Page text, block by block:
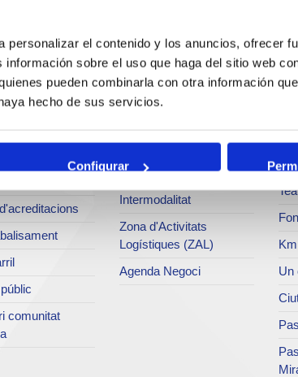
personalizar el contenido y los anuncios, ofrecer
sobre el uso que haga del sitio web
pueden combinarla con otra información
hecho de sus servicios.
Configurar
i serveis
comercials
comunitat
Tràfics
Estadístiques
SEA - (Sistema
d'entregues
d'agroalimentaris)
Terminals
Intermodalitat
Zona d'Activitats
Logístiques (ZAL)
Agenda Negoci
Un